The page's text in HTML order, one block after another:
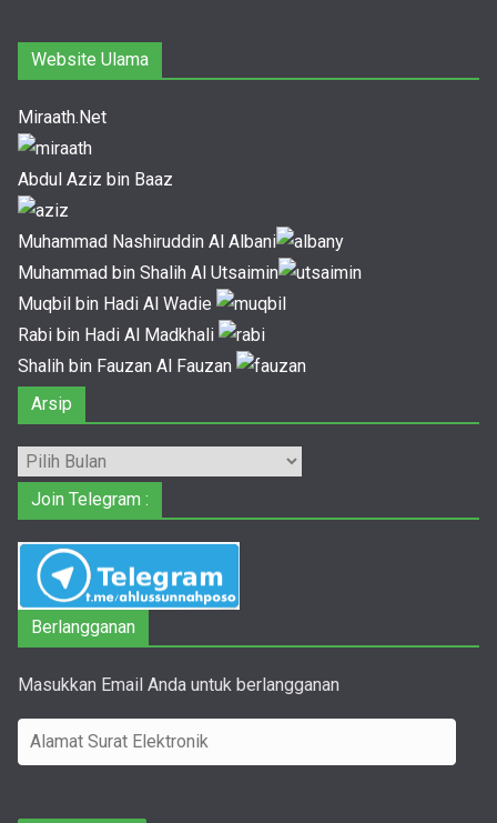
Website Ulama
Miraath.Net
Abdul Aziz bin Baaz
Muhammad Nashiruddin Al Albani
Muhammad bin Shalih Al Utsaimin
Muqbil bin Hadi Al Wadie
Rabi bin Hadi Al Madkhali
Shalih bin Fauzan Al Fauzan
Arsip
Arsip
Join Telegram :
Berlangganan
Masukkan Email Anda untuk berlangganan
l